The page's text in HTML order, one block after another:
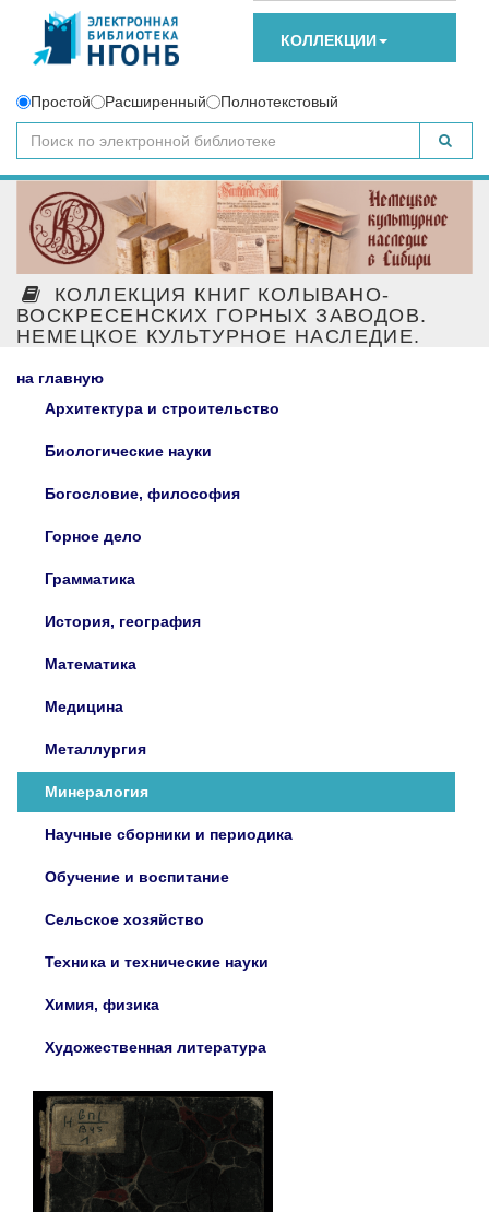
КОЛЛЕКЦИИ
Простой Расширенный Полнотекстовый
КОЛЛЕКЦИЯ КНИГ КОЛЫВАНО-
ВОСКРЕСЕНСКИХ ГОРНЫХ ЗАВОДОВ.
НЕМЕЦКОЕ КУЛЬТУРНОЕ НАСЛЕДИЕ.
на главную
Архитектура и строительство
Биологические науки
Богословие, философия
Горное дело
Грамматика
История, география
Математика
Медицина
Металлургия
Минералогия
Научные сборники и периодика
Обучение и воспитание
Сельское хозяйство
Техника и технические науки
Химия, физика
Художественная литература